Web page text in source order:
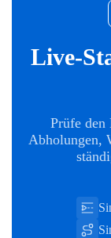
Live-
Prüfe den
Abholungen,